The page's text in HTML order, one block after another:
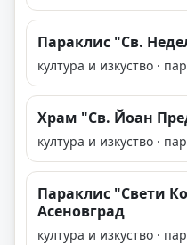
Параклис "Св.
култура и изкуство ·
Храм "Св. Йоан
култура и изкуство ·
Параклис "Свети
Асеновград
култура и изкуство ·